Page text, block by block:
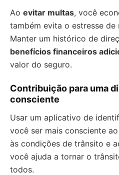
Ao evitar multas, você
também evita o estresse de
Manter um histórico de
benefícios financeiros
valor do seguro.
Contribuição para uma
consciente
Usar um aplicativo de
você ser mais consciente
às condições de trânsito e
você ajuda a tornar o
todos.